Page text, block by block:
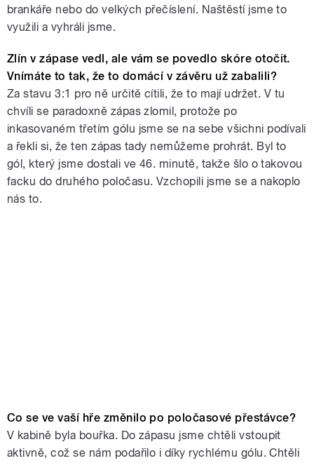
brankáře nebo do velkých přečíslení. Naštěstí jsme to
využili a vyhráli jsme.
Zlín v zápase vedl, ale vám se povedlo skóre otočit.
Vnímáte to tak, že to domácí v závěru už zabalili?
Za stavu 3:1 pro ně určitě cítili, že to mají udržet. V tu
chvíli se paradoxně zápas zlomil, protože po
inkasovaném třetím gólu jsme se na sebe všichni podívali
a řekli si, že ten zápas tady nemůžeme prohrát. Byl to
gól, který jsme dostali ve 46. minutě, takže šlo o takovou
facku do druhého poločasu. Vzchopili jsme se a nakoplo
nás to.
Co se ve vaší hře změnilo po poločasové přestávce?
V kabině byla bouřka. Do zápasu jsme chtěli vstoupit
aktivně, což se nám podařilo i díky rychlému gólu. Chtěli